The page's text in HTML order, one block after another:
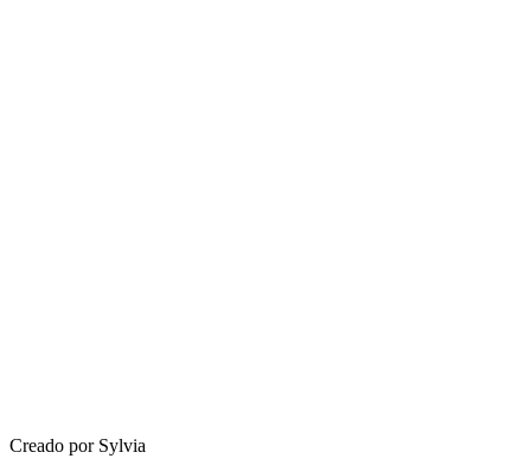
Creado por Sylvia